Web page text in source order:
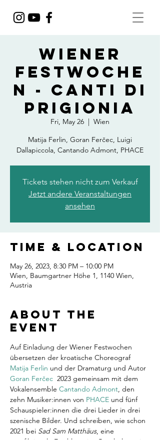
WIENER
FESTWOCHE
N - CANTI DI
PRIGIONIA
Fri, May 26
  |
Wien
Matija Ferlin, Goran Ferčec, Luigi
Dallapiccola, Cantando Admont, PHACE
Tickets stehen nicht zum Verkauf
Jetzt andere Veranstaltungen
ansehen
Time & Location
May 26, 2023, 8:30 PM – 10:00 PM
Wien, Baumgartner Höhe 1, 1140 Wien,
Austria
About the
event
Auf Einladung der Wiener Festwochen
übersetzen der kroatische Choreograf
Matija Ferlin und der Dramaturg und Autor
Goran Ferčec 2023 gemeinsam mit dem
Vokalensemble Cantando Admont, den
zehn Musiker:innen von PHACE und fünf
Schauspieler:innen die drei Lieder in drei
szenische Bilder. Und schreiben, wie schon
2021 bei Sad Sam Matthäus, eine
autofiktionale Erzählung ins Geschehen ein.